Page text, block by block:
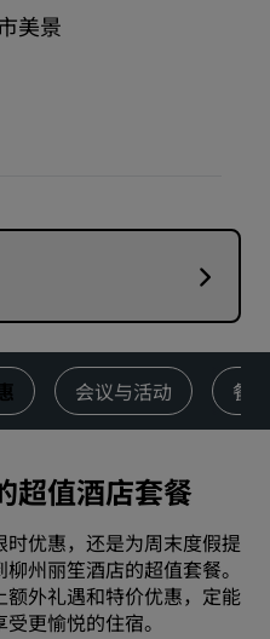
美景
会议与活动 餐饮
超值酒店套餐
时优惠，还是为周末度假提
州丽笙酒店的超值套餐。
外礼遇和特价优惠，定能
更愉悦的住宿。